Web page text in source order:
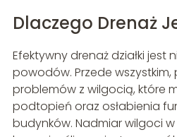
Dlaczego Drenaż
Efektywny drenaż działki jest
powodów. Przede
problemów z wilgocią, które
podtopień oraz osłabienia
budynków. Nadmiar wilgoci